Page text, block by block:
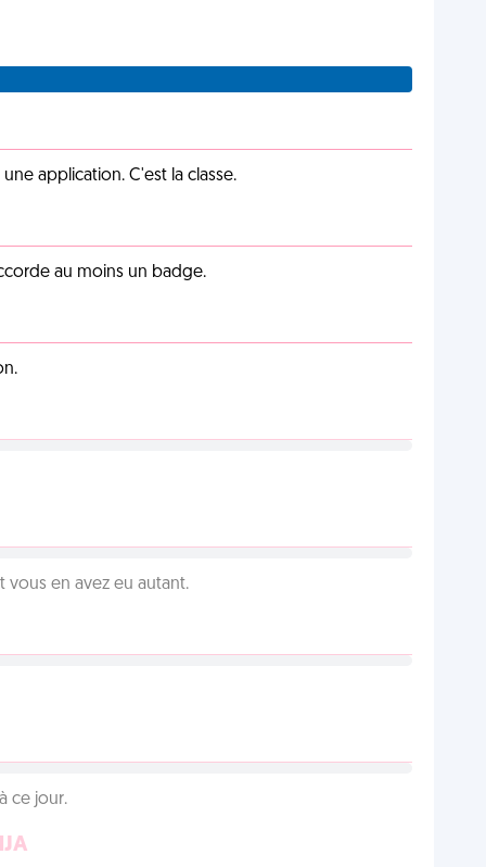
application. C'est la classe.
au moins un badge.
en avez eu autant.
ce jour.